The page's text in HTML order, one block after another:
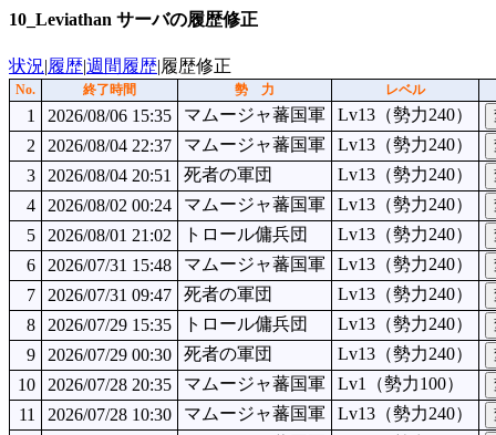
10_Leviathan サーバの履歴修正
状況|履歴|週間履歴|履歴修正
No. 終了時間 勢 力 レベル
1 2026/08/06 15:35 マムージャ蕃国軍
Lv13（勢力240）
2
2026/08/04 22:37 マムージャ蕃国軍
Lv13（勢力240）
3
2026/08/04 20:51 死者の軍団
Lv13（勢力240）
4
2026/08/02 00:24 マムージャ蕃国軍
Lv13（勢力240）
5
2026/08/01 21:02 トロール傭兵団
Lv13（勢力240）
6
2026/07/31 15:48 マムージャ蕃国軍
Lv13（勢力240）
7
2026/07/31 09:47 死者の軍団
Lv13（勢力240）
8
2026/07/29 15:35 トロール傭兵団
Lv13（勢力240）
9
2026/07/29 00:30 死者の軍団
Lv13（勢力240）
10
2026/07/28 20:35 マムージャ蕃国軍
Lv1（勢力100）
11
2026/07/28 10:30 マムージャ蕃国軍
Lv13（勢力240）